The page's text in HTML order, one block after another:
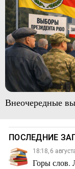
Внеочередные
ПОСЛЕДНИЕ
18:18, 6
Горы слов.